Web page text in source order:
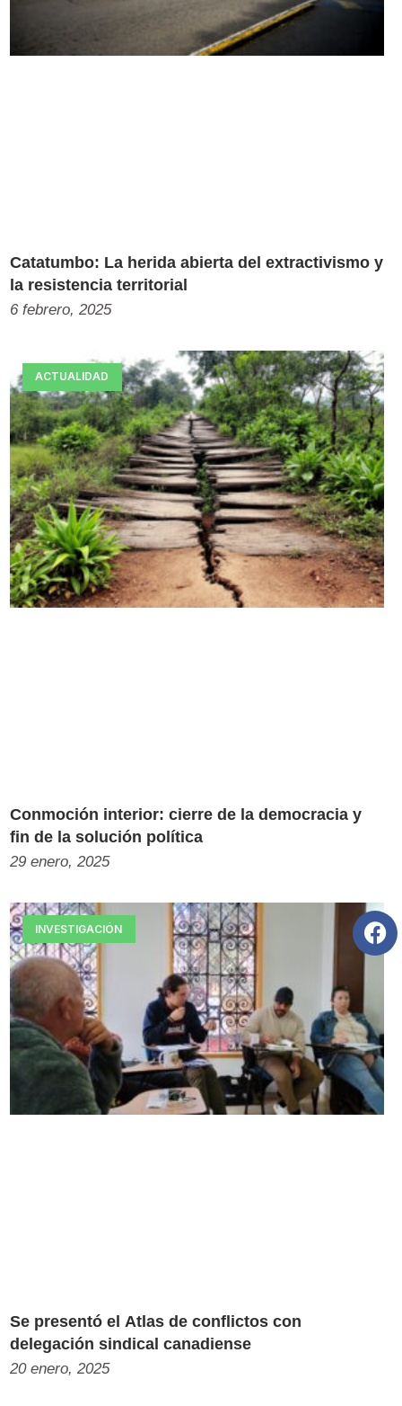
Catatumbo: La herida abierta del extractivismo y
la resistencia territorial
6 febrero, 2025
ACTUALIDAD
Conmoción interior: cierre de la democracia y
fin de la solución política
29 enero, 2025
INVESTIGACIÓN
Se presentó el Atlas de conflictos con
delegación sindical canadiense
20 enero, 2025